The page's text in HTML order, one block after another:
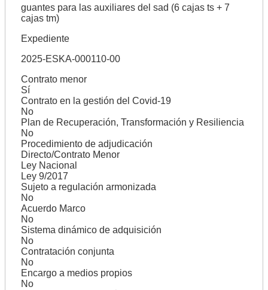
guantes para las auxiliares del sad (6 cajas ts + 7
cajas tm)
Expediente
2025-ESKA-000110-00
Contrato menor
Sí
Contrato en la gestión del Covid-19
No
Plan de Recuperación, Transformación y Resiliencia
No
Procedimiento de adjudicación
Directo/Contrato Menor
Ley Nacional
Ley 9/2017
Sujeto a regulación armonizada
No
Acuerdo Marco
No
Sistema dinámico de adquisición
No
Contratación conjunta
No
Encargo a medios propios
No